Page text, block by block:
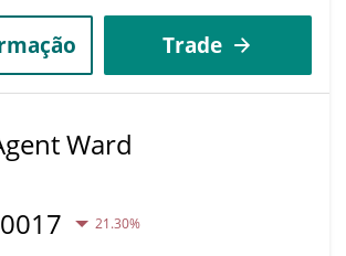
Trade
Ward
21.30%